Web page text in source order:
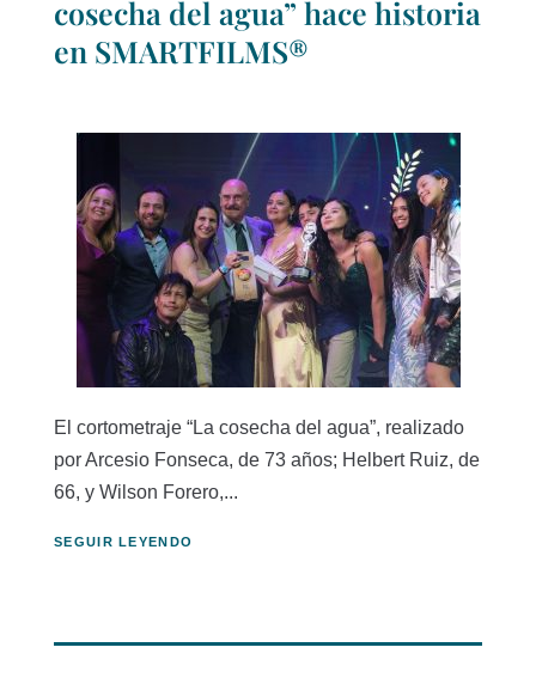
cosecha del agua” hace historia
en SMARTFILMS®
El cortometraje “La cosecha del agua”, realizado
por Arcesio Fonseca, de 73 años; Helbert Ruiz, de
66, y Wilson Forero,...
SEGUIR LEYENDO